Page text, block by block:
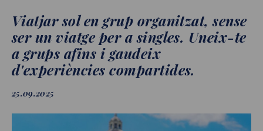
Viatjar sol en grup organitzat, sense
ser un viatge per a singles. Uneix-te
a grups afins i gaudeix
d'experiències compartides.
25.09.2025